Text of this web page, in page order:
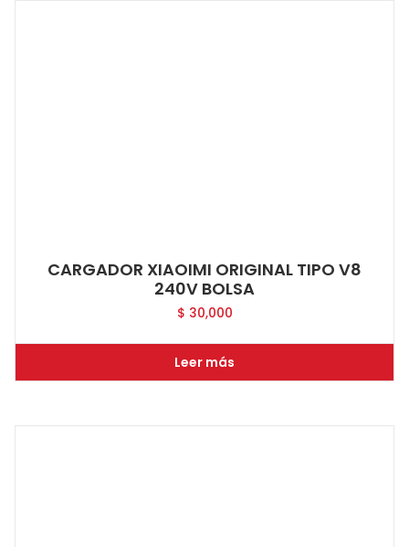
CARGADOR XIAOIMI ORIGINAL TIPO V8
240V BOLSA
$ 30,000
Leer más